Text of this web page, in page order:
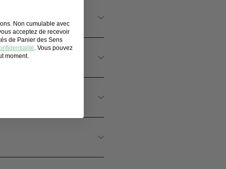
?
Non cumulable avec
acceptez de recevoir
de Panier des Sens
. Vous pouvez
moment.